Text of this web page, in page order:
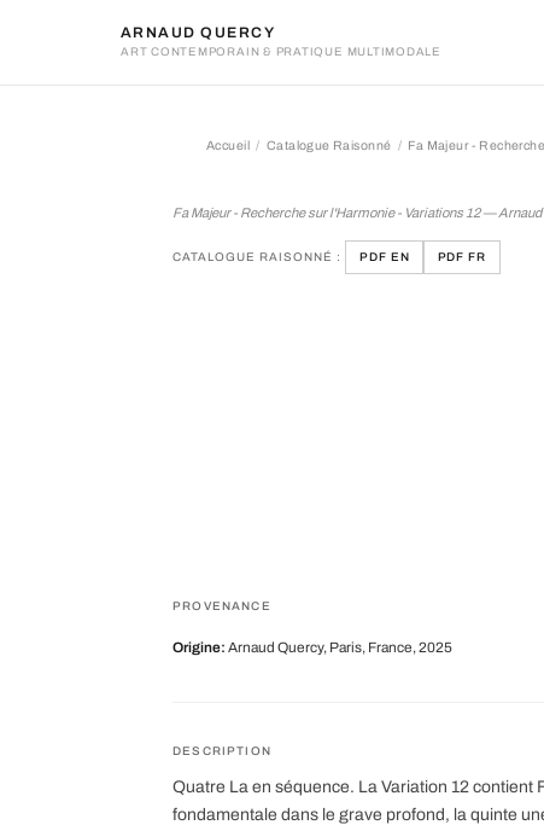
ARNAUD QUERCY
ART CONTEMPORAIN & PRATIQUE MULTIMODALE
Accueil Catalogue Raisonné Fa Majeur -
Fa Majeur - Recherche sur l'Harmonie - Variations 12 —
CATALOGUE RAISONNÉ : PDF EN PDF FR
PROVENANCE
Origine: Arnaud Quercy, Paris, France, 2025
DESCRIPTION
Quatre La en séquence. La Variation 12
fondamentale dans le grave profond, la quinte